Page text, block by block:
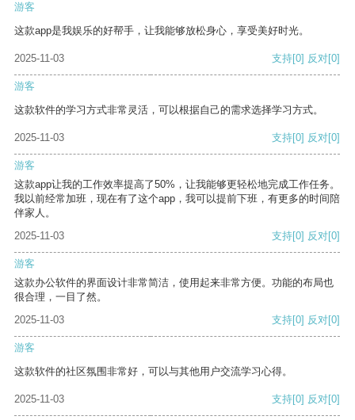
游客
这款app是我娱乐的好帮手，让我能够放松身心，享受美好时光。
2025-11-03 支持[0] 反对[0]
游客
这款软件的学习方式非常灵活，可以根据自己的需求选择学习方式。
2025-11-03 支持[0] 反对[0]
游客
这款app让我的工作效率提高了50%，让我能够更轻松地完成工作任务。
我以前经常加班，现在有了这个app，我可以提前下班，有更多的时间陪
伴家人。
2025-11-03
支持[0] 反对[0]
游客
这款办公软件的界面设计非常简洁，使用起来非常方便。功能的布局也
很合理，一目了然。
2025-11-03
支持[0] 反对[0]
游客
这款软件的社区氛围非常好，可以与其他用户交流学习心得。
2025-11-03 支持[0] 反对[0]